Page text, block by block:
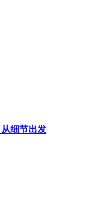
细节出发